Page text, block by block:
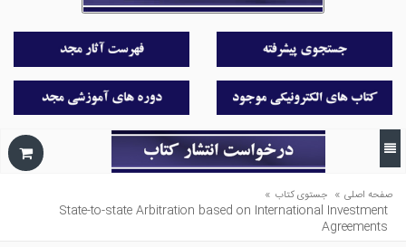
صفحه اصلی » جستوی کتاب »
State-to-state Arbitration based on International Investment
Agreements